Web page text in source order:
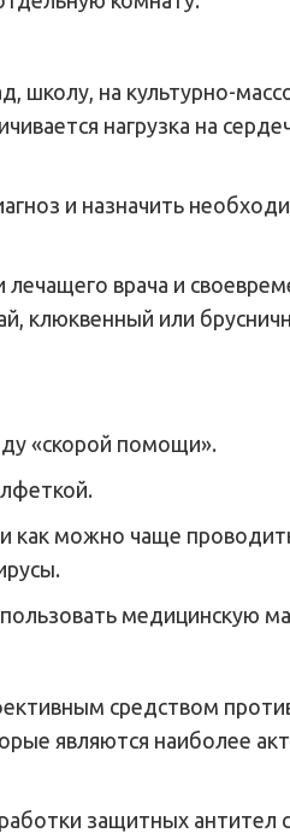
школу, на культурно-
нагрузка на
и назначить
врача и
клюквенный или
«скорой помощи».
как можно чаще
медицинскую
средством против
являются наиболее
защитных антител